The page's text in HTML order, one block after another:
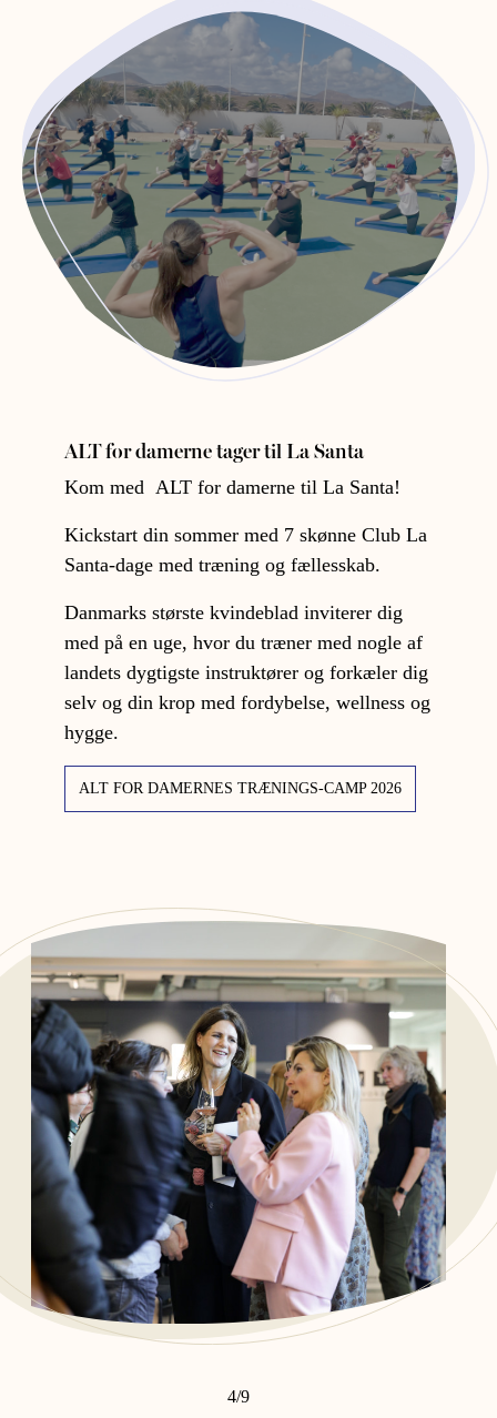
ALT for damerne tager til La Santa
Kom med ALT for damerne til La Santa!
Kickstart din sommer med 7 skønne Club La
Santa-dage med træning og fællesskab.
Danmarks største kvindeblad inviterer dig
med på en uge, hvor du træner med nogle af
landets dygtigste instruktører og forkæler dig
selv og din krop med fordybelse, wellness og
hygge.
ALT FOR DAMERNES TRÆNINGS-CAMP 2026
4/9